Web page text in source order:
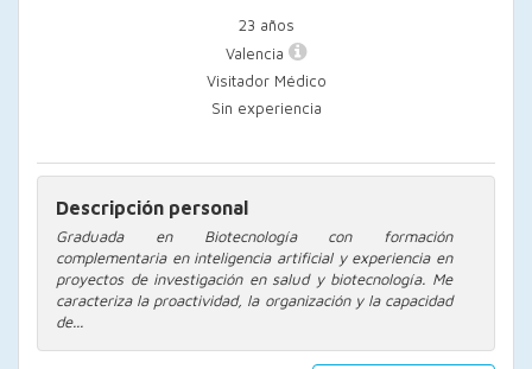
23 años
Valencia
Visitador Médico
Sin experiencia
Descripción personal
Graduada en Biotecnología con formación
complementaria en inteligencia artificial y experiencia en
proyectos de investigación en salud y biotecnología. Me
caracteriza la proactividad, la organización y la capacidad
de...